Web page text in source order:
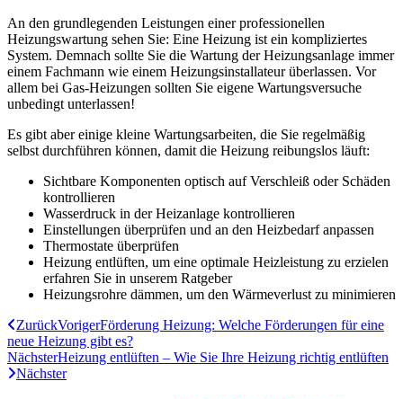
An den grundlegenden Leistungen einer professionellen
Heizungswartung sehen Sie: Eine Heizung ist ein kompliziertes
System. Demnach sollte Sie die Wartung der Heizungsanlage immer
einem Fachmann wie einem Heizungsinstallateur überlassen. Vor
allem bei Gas-Heizungen sollten Sie eigene Wartungsversuche
unbedingt unterlassen!
Es gibt aber einige kleine Wartungsarbeiten, die Sie regelmäßig
selbst durchführen können, damit die Heizung reibungslos läuft:
Sichtbare Komponenten optisch auf Verschleiß oder Schäden
kontrollieren
Wasserdruck in der Heizanlage kontrollieren
Einstellungen überprüfen und an den Heizbedarf anpassen
Thermostate überprüfen
Heizung entlüften, um eine optimale Heizleistung zu erzielen
erfahren Sie in unserem Ratgeber
Heizungsrohre dämmen, um den Wärmeverlust zu minimieren
ZurückVorigerFörderung Heizung: Welche Förderungen für eine
neue Heizung gibt es?
NächsterHeizung entlüften – Wie Sie Ihre Heizung richtig entlüften
Nächster